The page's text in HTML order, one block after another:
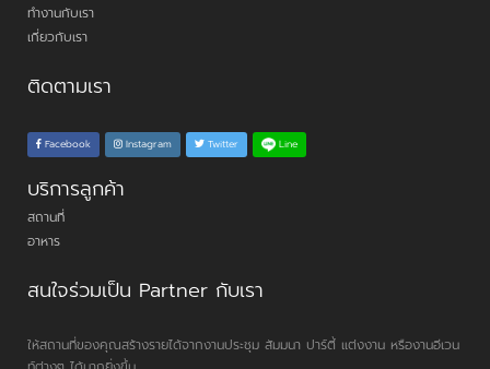
ทำงานกับเรา
เกี่ยวกับเรา
ติดตามเรา
Facebook Instagram Twitter Line
บริการลูกค้า
สถานที่
อาหาร
สนใจร่วมเป็น Partner กับเรา
ให้สถานที่ของคุณสร้างรายได้จากงานประชุม สัมมนา ปาร์ตี้ แต่งงาน หรืองานอีเวน